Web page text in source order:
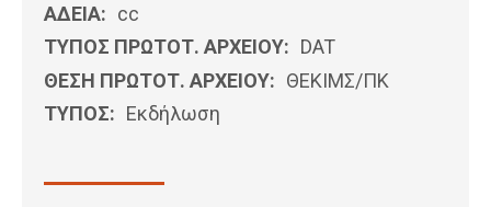
ΑΔΕΙΑ: cc
ΤΥΠΟΣ ΠΡΩΤΟΤ. ΑΡΧΕΙΟΥ: DAT
ΘΕΣΗ ΠΡΩΤΟΤ. ΑΡΧΕΙΟΥ: ΘΕΚΙΜΣ/ΠΚ
ΤΥΠΟΣ: Εκδήλωση